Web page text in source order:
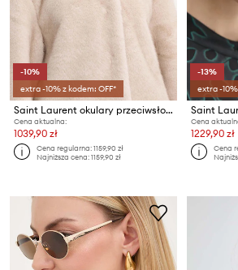
-10%
extra -10% z kodem: OFF*
Saint Laurent okulary przeciwsłoneczne MICA THIN
Cena aktualna:
1039,90 zł
Cena regularna:1159,90 zł
Najniższa cena:1159,90 zł
-13%
extra -
Cena
1229,90 zł
Cena